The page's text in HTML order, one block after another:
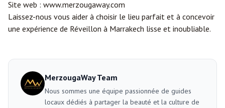
Site web : www.merzougaway.com
Laissez-nous vous aider à choisir le lieu parfait et à concevoir
une expérience de Réveillon à Marrakech lisse et inoubliable.
MerzougaWay Team
Nous sommes une équipe passionnée de guides
locaux dédiés à partager la beauté et la culture de